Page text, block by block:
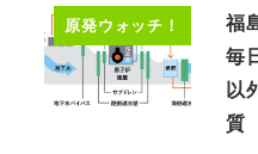
原発ウォッチ！
福
毎
以
質